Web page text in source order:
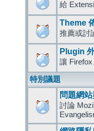
給
Theme
推薦或討
Plugin
讓
特別議題
問題網
討論